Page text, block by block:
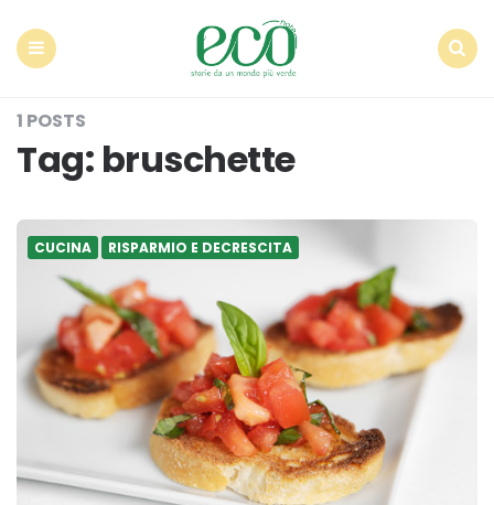
1 POSTS
Tag: bruschette
CUCINA RISPARMIO E DECRESCITA